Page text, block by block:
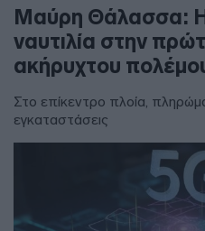
Μαύρη Θάλασσα: Η
ναυτιλία στην
ακήρυχτου
Στο επίκεντρο πλοία,
εγκαταστάσεις